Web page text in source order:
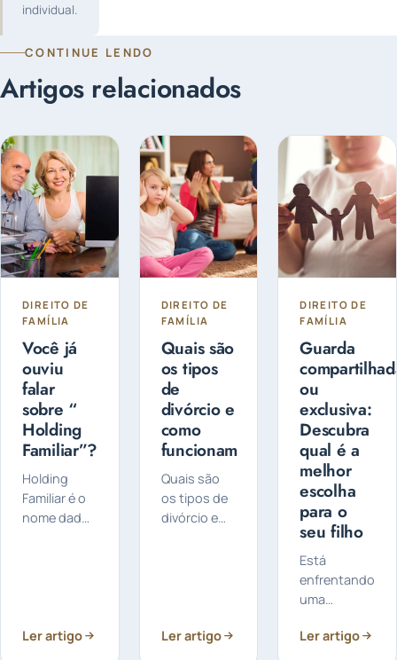
individual.
CONTINUE LENDO
Artigos relacionados
DIREITO DE
FAMÍLIA
Você já
ouviu
falar
sobre “
Holding
Familiar”?
Holding
Familiar é o
nome dado
para
Ler artigo
DIREITO DE
FAMÍLIA
Quais são
os tipos
de
divórcio e
como
funcionam
Quais são
os tipos de
divórcio e
forma
Ler artigo
DIREITO DE
FAMÍLIA
Guarda
ou
exclusiva:
Descubra
qual é a
melhor
escolha
para o
seu filho
Está
enfrentando
uma
preocupado
Ler artigo